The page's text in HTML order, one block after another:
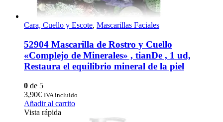
Cara, Cuello y Escote, Mascarillas Faciales
52904 Mascarilla de Rostro y Cuello
«Complejo de Minerales» , tianDe , 1 ud,
Restaura el equilibrio mineral de la piel
0 de 5
3,90€ IVA incluido
Añadir al carrito
Vista rápida